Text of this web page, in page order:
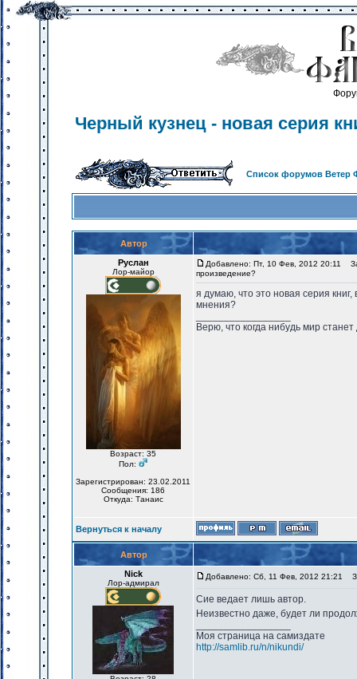
Черный кузнец - новая серия
Список форумов Ветер
Автор
Руслан
Лор-майор
Возраст: 35
Пол:
Зарегистрирован: 23.02.2011
Сообщения: 186
Откуда: Танаис
Добавлено: Пт, 10 Фев, 2012 20:11
произведение?
я думаю, что это новая серия
мнения?
Верю, что когда нибудь мир
Вернуться к началу
Автор
Nick
Лор-адмирал
Добавлено: Сб, 11 Фев, 2012 21:21
Сие ведает лишь автор.
Неизвестно даже, будет ли
Моя страница на самиздате
http://samlib.ru/n/nikundi/